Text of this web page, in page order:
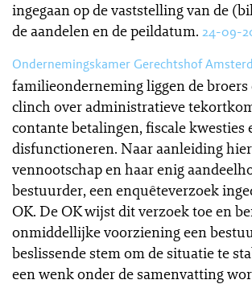
ingegaan op de vaststelling van de
de aandelen en de peildatum. 24-09-
Ondernemingskamer Gerechtshof
familieonderneming liggen de broers
clinch over administratieve
contante betalingen, fiscale kwesties
disfunctioneren. Naar aanleiding
vennootschap en haar enig
bestuurder, een enquêteverzoek
OK. De OK wijst dit verzoek toe en
onmiddellijke voorziening een
beslissende stem om de situatie te
een wenk onder de samenvatting